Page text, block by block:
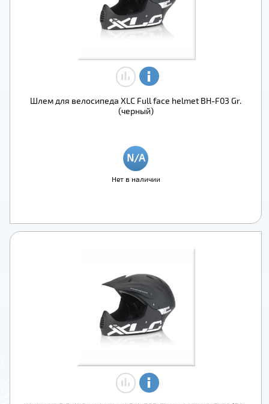
Шлем для велосипеда XLC Full face helmet BH-F03 Gr.
(черный)
Нет в наличии